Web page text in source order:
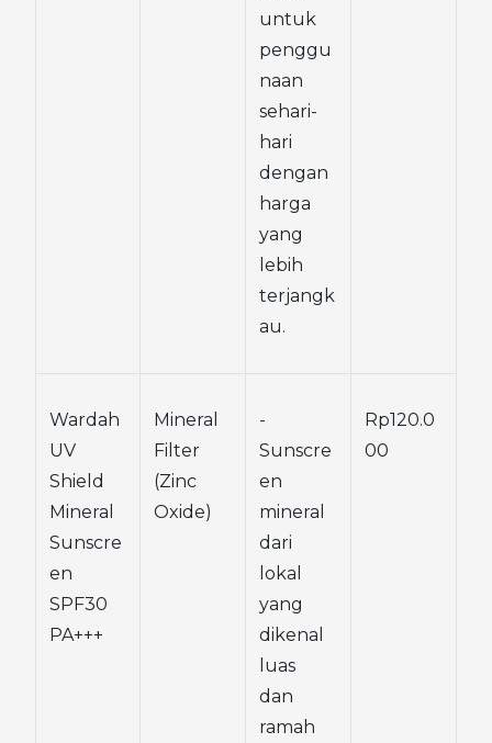
untuk
penggu
naan
sehari-
hari
dengan
harga
yang
lebih
terjangk
au.
Wardah
UV
Shield
Mineral
Sunscre
en
SPF30
PA+++
Mineral
Filter
(Zinc
Oxide)
-
Sunscre
en
mineral
dari
lokal
yang
dikenal
luas
dan
ramah
Rp120.0
00